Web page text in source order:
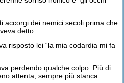
accorgi dei nemici secoli prima che
detto
risposto lei “la mia codardia mi fa
perdendo qualche colpo. Più di
attenta, sempre più stanca.